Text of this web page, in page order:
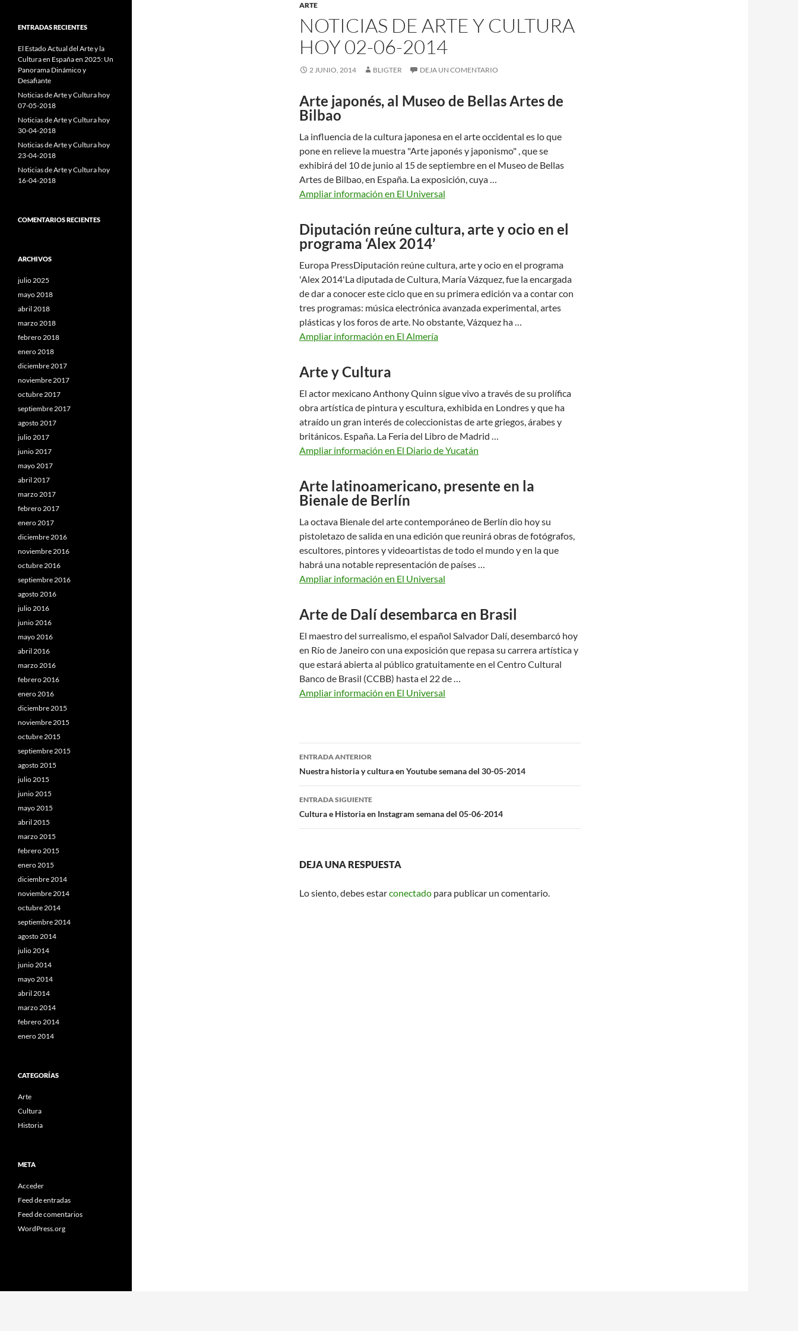
ARTE
NOTICIAS DE ARTE Y CULTURA
HOY 02-06-2014
2 JUNIO, 2014 BLIGTER DEJA UN COMENTARIO
Arte japonés, al Museo de Bellas Artes de
Bilbao
La influencia de la cultura japonesa en el arte occidental es lo que
pone en relieve la muestra "Arte japonés y japonismo" , que se
exhibirá del 10 de junio al 15 de septiembre en el Museo de Bellas
Artes de Bilbao, en España. La exposición, cuya …
Ampliar información en El Universal
Diputación reúne cultura, arte y ocio en el
programa ‘Alex 2014’
Europa PressDiputación reúne cultura, arte y ocio en el programa
'Alex 2014'La diputada de Cultura, María Vázquez, fue la encargada
de dar a conocer este ciclo que en su primera edición va a contar con
tres programas: música electrónica avanzada experimental, artes
plásticas y los foros de arte. No obstante, Vázquez ha …
Ampliar información en El Almería
Arte y Cultura
El actor mexicano Anthony Quinn sigue vivo a través de su prolífica
obra artística de pintura y escultura, exhibida en Londres y que ha
atraído un gran interés de coleccionistas de arte griegos, árabes y
británicos. España. La Feria del Libro de Madrid …
Ampliar información en El Diario de Yucatán
Arte latinoamericano, presente en la
Bienale de Berlín
La octava Bienale del arte contemporáneo de Berlín dio hoy su
pistoletazo de salida en una edición que reunirá obras de fotógrafos,
escultores, pintores y videoartistas de todo el mundo y en la que
habrá una notable representación de países …
Ampliar información en El Universal
Arte de Dalí desembarca en Brasil
El maestro del surrealismo, el español Salvador Dalí, desembarcó hoy
en Río de Janeiro con una exposición que repasa su carrera artística y
que estará abierta al público gratuitamente en el Centro Cultural
Banco de Brasil (CCBB) hasta el 22 de …
Ampliar información en El Universal
Navegación
de
entradas
ENTRADA ANTERIOR
Nuestra historia y cultura en Youtube semana del 30-05-2014
ENTRADA SIGUIENTE
Cultura e Historia en Instagram semana del 05-06-2014
DEJA UNA RESPUESTA
Lo siento, debes estarconectado para publicar un comentario.
ENTRADAS RECIENTES
El Estado Actual del Arte y la
Cultura en España en 2025: Un
Panorama Dinámico y
Desafiante
Noticias de Arte y Cultura hoy
07-05-2018
Noticias de Arte y Cultura hoy
30-04-2018
Noticias de Arte y Cultura hoy
23-04-2018
Noticias de Arte y Cultura hoy
16-04-2018
COMENTARIOS RECIENTES
ARCHIVOS
julio 2025
mayo 2018
abril 2018
marzo 2018
febrero 2018
enero 2018
diciembre 2017
noviembre 2017
octubre 2017
septiembre 2017
agosto 2017
julio 2017
junio 2017
mayo 2017
abril 2017
marzo 2017
febrero 2017
enero 2017
diciembre 2016
noviembre 2016
octubre 2016
septiembre 2016
agosto 2016
julio 2016
junio 2016
mayo 2016
abril 2016
marzo 2016
febrero 2016
enero 2016
diciembre 2015
noviembre 2015
octubre 2015
septiembre 2015
agosto 2015
julio 2015
junio 2015
mayo 2015
abril 2015
marzo 2015
febrero 2015
enero 2015
diciembre 2014
noviembre 2014
octubre 2014
septiembre 2014
agosto 2014
julio 2014
junio 2014
mayo 2014
abril 2014
marzo 2014
febrero 2014
enero 2014
CATEGORÍAS
Arte
Cultura
Historia
META
Acceder
Feed de entradas
Feed de comentarios
WordPress.org